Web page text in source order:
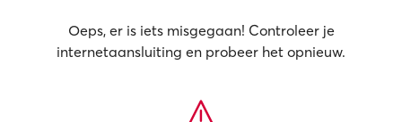
Oeps, er is iets misgegaan! Controleer je
internetaansluiting en probeer het opnieuw.